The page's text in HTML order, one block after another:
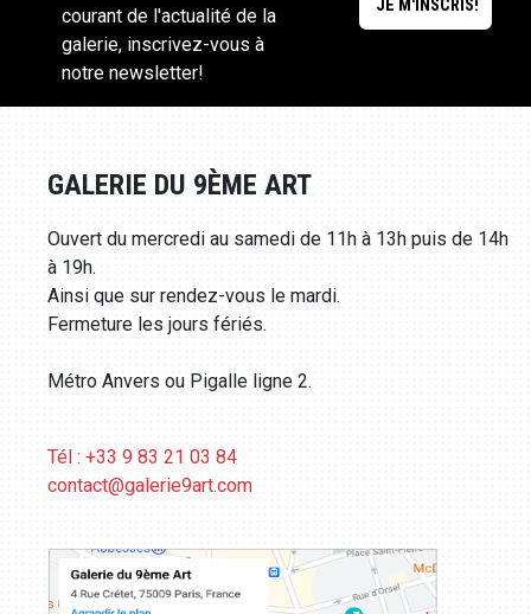
courant de l'actualité de la
galerie, inscrivez-vous à
notre newsletter!
GALERIE DU 9ÈME ART
Ouvert du mercredi au samedi de 11h à 13h puis de 14h
à 19h.
Ainsi que sur rendez-vous le mardi.
Fermeture les jours fériés.
Métro Anvers ou Pigalle ligne 2.
Tél : +33 9 83 21 03 84
contact@galerie9art.com